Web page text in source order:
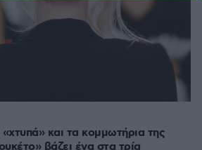
και τα κομμωτήρια της
βάζει ένα στα τρία